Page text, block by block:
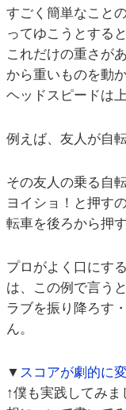
すごく簡単なこと
ってゆこうとする
これだけの重さが
から重いものを動
ヘッドスピードは
例えば、友人が自
その友人の乗る自
ヨイショ！と押す
転車を後ろから押
プロがよく口にす
は、この例で言う
ラブを振り降ろす
ん。
▼ スコアが劇的に
↑僕も実践してみ